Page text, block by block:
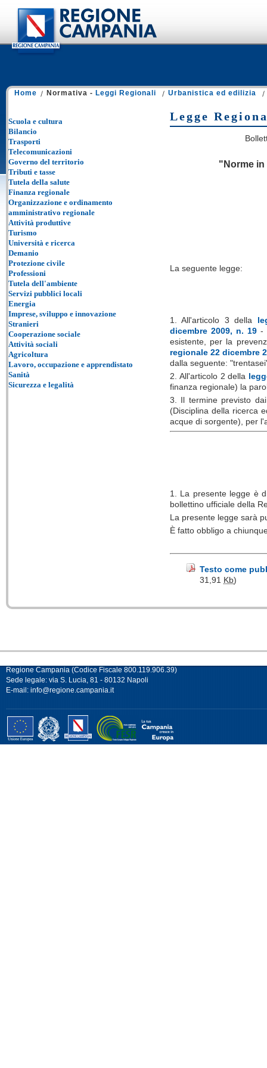
Home Normativa - Leggi Regionali Urbanistica ed edilizia
Legge
"Norme in
La seguente legge:
1. All'articolo 3 della
dicembre 2009, n. 19 -
esistente, per la
regionale 22 dicembre
dalla seguente:
2. All'articolo 2 della
finanza regionale) la
3. Il termine previsto
(Disciplina della ricerca
acque di sorgente), per
1. La presente legge è
bollettino ufficiale della
La presente legge sarà
È fatto obbligo a
Testo come
31,91 Kb)
Scuola e cultura
Bilancio
Trasporti
Telecomunicazioni
Governo del territorio
Tributi e tasse
Tutela della salute
Finanza regionale
Organizzazione e ordinamento
amministrativo regionale
Attività produttive
Turismo
Università e ricerca
Demanio
Protezione civile
Professioni
Tutela dell'ambiente
Servizi pubblici locali
Energia
Imprese, sviluppo e innovazione
Stranieri
Cooperazione sociale
Attività sociali
Agricoltura
Lavoro, occupazione e apprendistato
Sanità
Sicurezza e legalità
Regione Campania (Codice Fiscale 800.119.906.39)
Sede legale: via S. Lucia, 81 - 80132 Napoli
E-mail: info@regione.campania.it